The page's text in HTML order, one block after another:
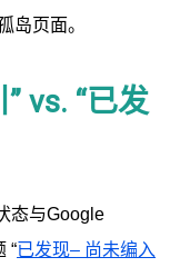
岛页面。
vs. “已发
态与Google
“已发现– 尚未编入